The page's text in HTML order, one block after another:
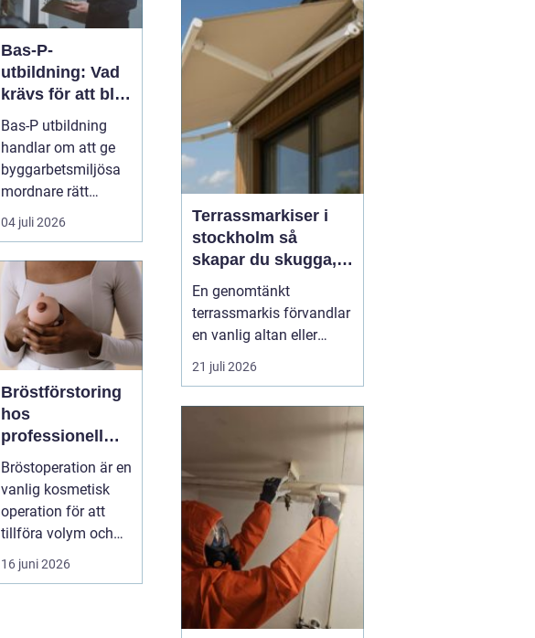
Bas-P-
utbildning: Vad
krävs för att bli
byggarbetsmiljö
samordnare?
Bas-P utbildning
handlar om att ge
byggarbetsmiljösa
mordnare rätt
kunskap för att
pla...
04 juli 2026
Bröstförstoring
hos
professionell
klinik i
Stockholm
Bröstoperation är en
vanlig kosmetisk
operation för att
tillföra volym och
skapa...
16 juni 2026
ligger på fysisk säkerhet:
väggar, dörrar, glas, p...
Terrassmarkiser i
stockholm så
skapar du skugga,
stil och komfort på
uteplatsen
En genomtänkt
terrassmarkis förvandlar
en vanlig altan eller
uteplats till ett extra rum
under sommarhalvåret. I
där solen kan steka hårt
ena dagen och vinden ta
i nästa, är rätt solskydd
avgörande för att
uteplatsen ska använd...
21 juli 2026